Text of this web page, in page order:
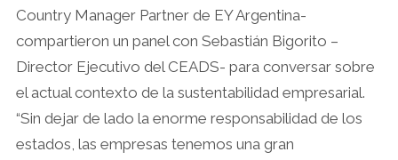
Country Manager Partner de EY Argentina-
compartieron un panel con Sebastián Bigorito –
Director Ejecutivo del CEADS- para conversar sobre
el actual contexto de la sustentabilidad empresarial.
“Sin dejar de lado la enorme responsabilidad de los
estados, las empresas tenemos una gran